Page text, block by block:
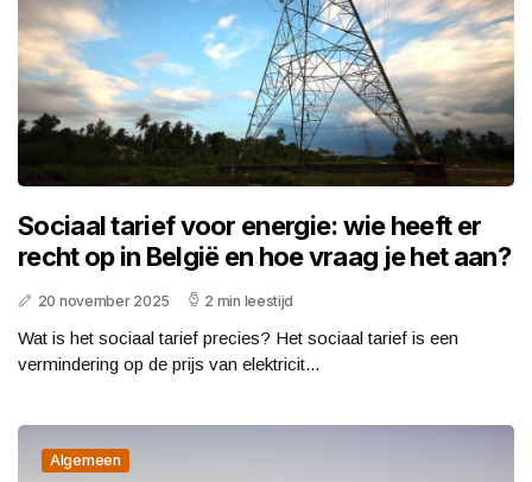
Sociaal tarief voor energie: wie heeft er
recht op in België en hoe vraag je het aan?
20 november 2025 2 min leestijd
Wat is het sociaal tarief precies? Het sociaal tarief is een
vermindering op de prijs van elektricit...
Algemeen